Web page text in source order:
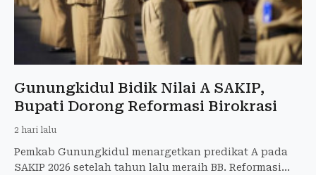
Gunungkidul Bidik Nilai A SAKIP,
Bupati Dorong Reformasi Birokrasi
2 hari lalu
Pemkab Gunungkidul menargetkan predikat A pada
SAKIP 2026 setelah tahun lalu meraih BB. Reformasi